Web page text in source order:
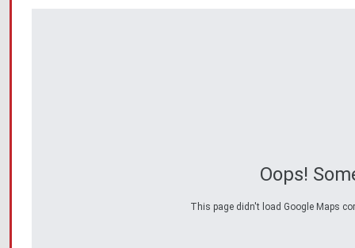
Oops!
This page didn't load Google Maps